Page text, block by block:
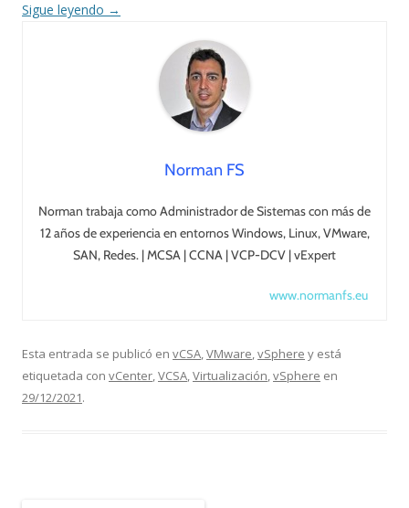
Sigue leyendo →
Norman FS
Norman trabaja como Administrador de Sistemas con más de
12 años de experiencia en entornos Windows, Linux, VMware,
SAN, Redes. | MCSA | CCNA | VCP-DCV | vExpert
www.normanfs.eu
Esta entrada se publicó en vCSA,VMware,vSphere y está
etiquetada con vCenter,VCSA,Virtualización,vSphere en
29/12/2021.